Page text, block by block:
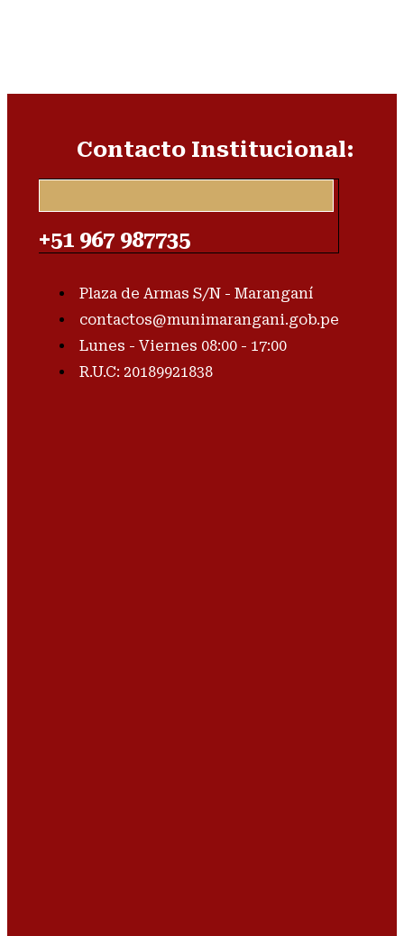
Contacto Institucional:
+51 967 987735
Plaza de Armas S/N - Maranganí
contactos@munimarangani.gob.pe
Lunes - Viernes 08:00 - 17:00
R.U.C: 20189921838